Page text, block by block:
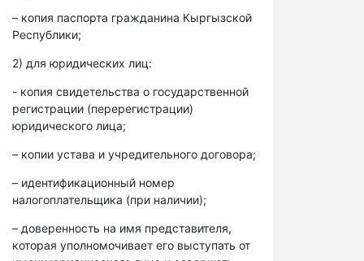
– копия паспорта гражданина Кыргызской
Республики;
2) для юридических лиц:
- копия свидетельства о государственной
регистрации (перерегистрации)
юридического лица;
– копии устава и учредительного договора;
– идентификационный номер
налогоплательщика (при наличии);
– доверенность на имя представителя,
которая уполномочивает его выступать от